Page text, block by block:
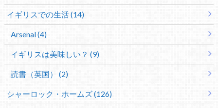
イギリスでの生活 (14)
Arsenal (4)
イギリスは美味しい？ (9)
読書（英国） (2)
シャーロック・ホームズ (126)